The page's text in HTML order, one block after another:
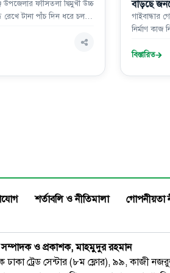
উপজেলার ফাঁসিতলা দ্বিমুখী উচ্চ
ধরে চলছে
বাড়ছে
গাইবান্ধার
নির্মাণ কাজ
প্রকল্পের
বিস্তারিত
শর্তাবলি ও নীতিমালা গোপনীয়তা
ও প্রকাশক, মাহমুদুর রহমান
ঢাকা ট্রেড সেন্টার (৮ম ফ্লোর), ৯৯, কাজী